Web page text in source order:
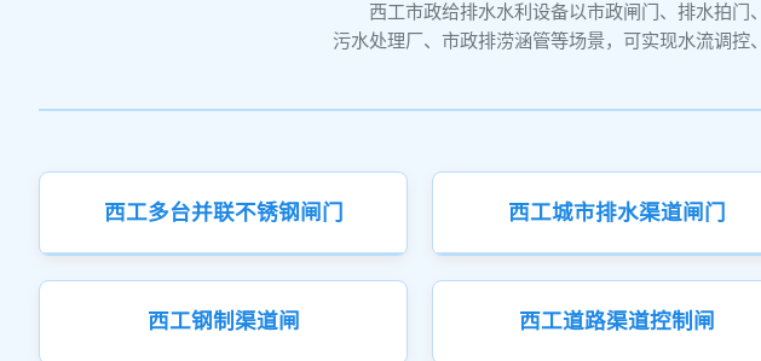
西工市政给排水水利设备以市政闸门、排水拍门
污水处理厂、市政排涝涵管等场景，可实现水流调
西工多台并联不锈钢闸门 西工城市排水渠道闸门
西工钢制渠道闸 西工道路渠道控制闸